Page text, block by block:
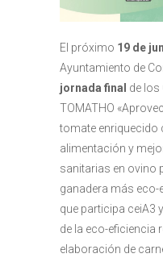
El próximo 19 de
Ayuntamiento de
jornada final de los
TOMATHO
tomate enriquecido
alimentación y
sanitarias en ovino
ganadera más eco-
que participa ceiA3
de la eco-eficiencia
elaboración de